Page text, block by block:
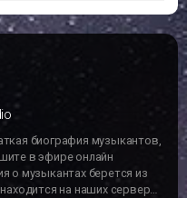
биография музыкантов,
в эфире онлайн
о музыкантах берется из
на наших серверах